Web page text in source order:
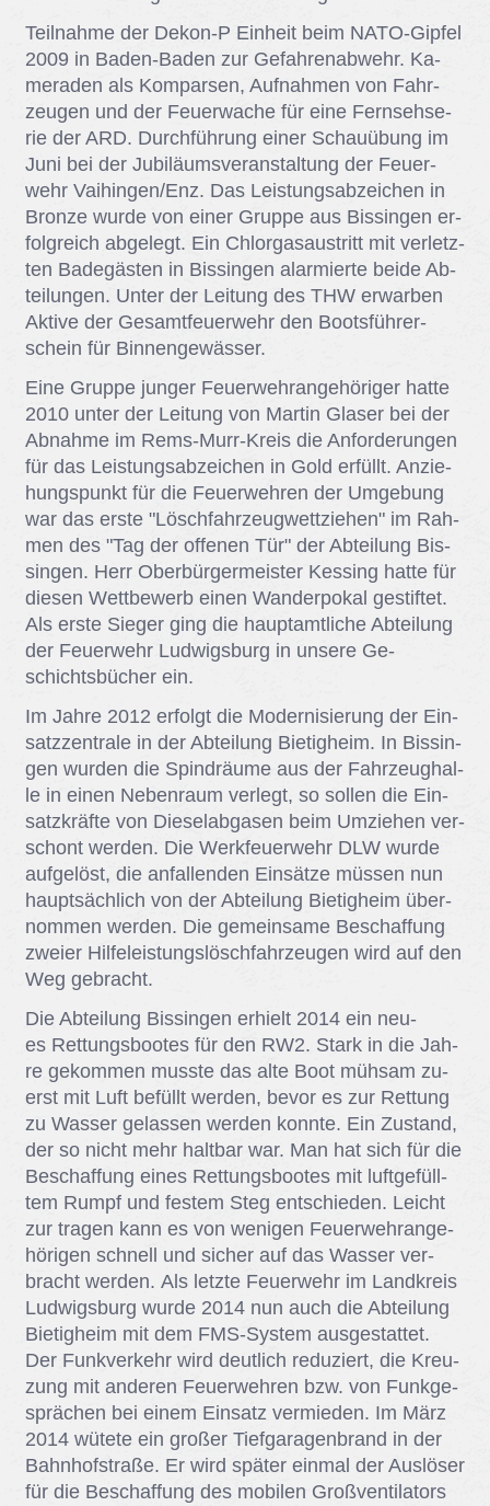
Teil­nah­me der De­kon-P Ein­heit beim NATO-Gip­fel
2009 in Ba­den-Ba­den zur Ge­fah­ren­ab­wehr. Ka­
me­ra­den als Kom­par­sen, Auf­nah­men von Fahr­
zeu­gen und der Feu­er­wa­che für eine Fern­seh­se­
rie der ARD. Durch­füh­rung ei­ner Schau­übung im
Juni bei der Ju­bi­lä­ums­ver­an­stal­tung der Feu­er­
wehr Vai­hin­gen/​Enz. Das Leis­tungs­ab­zei­chen in
Bron­ze wur­de von ei­ner Grup­pe aus Bis­sin­gen er­
folg­reich ab­ge­legt. Ein Chlor­gas­aus­tritt mit ver­letz­
ten Ba­de­gäs­ten in Bis­sin­gen alar­mier­te bei­de Ab­
tei­lun­gen. Un­ter der Lei­tung des THW er­war­ben
Ak­ti­ve der Ge­samt­feu­er­wehr den Boots­füh­rer­
schein für Bin­nen­ge­wäs­ser.
Eine Grup­pe jun­ger Feu­er­wehr­an­ge­hö­ri­ger hat­te
2010 un­ter der Lei­tung von Mar­tin Gla­ser bei der
Ab­nah­me im Rems-Murr-Kreis die An­for­de­run­gen
für das Leis­tungs­ab­zei­chen in Gold er­füllt. An­zie­
hungs­punkt für die Feu­er­weh­ren der Um­ge­bung
war das ers­te "Lösch­fahr­zeug­wett­zie­hen" im Rah­
men des "Tag der of­fe­nen Tür" der Ab­tei­lung Bis­
sin­gen. Herr Ober­bür­ger­meis­ter Kes­sing hat­te für
die­sen Wett­be­werb ei­nen Wan­der­po­kal ge­stif­tet.
Als ers­te Sie­ger ging die haupt­amt­li­che Ab­tei­lung
der Feu­er­wehr Lud­wigs­burg in un­se­re Ge­
schichts­bü­cher ein.
Im Jah­re 2012 er­folgt die Mo­der­ni­sie­rung der Ein­
satz­zen­tra­le in der Ab­tei­lung Bie­tig­heim. In Bis­sin­
gen wur­den die Spind­räu­me aus der Fahr­zeug­hal­
le in ei­nen Ne­ben­raum ver­legt, so sol­len die Ein­
satz­kräf­te von Die­sel­ab­ga­sen beim Um­zie­hen ver­
schont wer­den. Die Werk­feu­er­wehr DLW wur­de
auf­ge­löst, die an­fal­len­den Ein­sät­ze müs­sen nun
haupt­säch­lich von der Ab­tei­lung Bie­tig­heim über­
nom­men wer­den. Die ge­mein­sa­me Be­schaf­fung
zwei­er Hil­fe­leis­tungs­lösch­fahr­zeu­gen wird auf den
Weg ge­bracht.
Die Ab­tei­lung Bis­sin­gen er­hielt 2014 ein neu­
es Ret­tungs­boo­tes für den RW2. Stark in die Jah­
re ge­kom­men muss­te das alte Boot müh­sam zu­
erst mit Luft be­füllt wer­den, be­vor es zur Ret­tung
zu Was­ser ge­las­sen wer­den konn­te. Ein Zu­stand,
der so nicht mehr halt­bar war. Man hat sich für die
Be­schaf­fung ei­nes Ret­tungs­boo­tes mit luft­ge­füll­
tem Rumpf und fes­tem Steg ent­schie­den. Leicht
zur tra­gen kann es von we­ni­gen Feu­er­wehr­an­ge­
hö­ri­gen schnell und si­cher auf das Was­ser ver­
bracht wer­den. Als letz­te Feu­er­wehr im Land­kreis
Lud­wigs­burg wur­de 2014 nun auch die Ab­tei­lung
Bie­tig­heim mit dem FMS-Sys­tem aus­ge­stat­tet.
Der Funk­ver­kehr wird deut­lich re­du­ziert, die Kreu­
zung mit an­de­ren Feu­er­weh­ren bzw. von Funk­ge­
sprä­chen bei ei­nem Ein­satz ver­mie­den. Im März
2014 wü­te­te ein gro­ßer Tief­ga­ra­gen­brand in der
Bahn­hof­stra­ße. Er wird spä­ter ein­mal der Aus­lö­ser
für die Be­schaf­fung des mo­bi­len Groß­ven­ti­la­tors